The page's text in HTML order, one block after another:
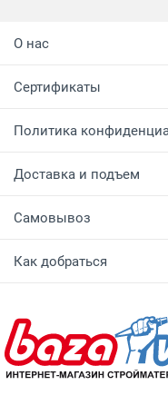
О нас
Сертификаты
Политика
Доставка и подъем
Самовывоз
Как добраться